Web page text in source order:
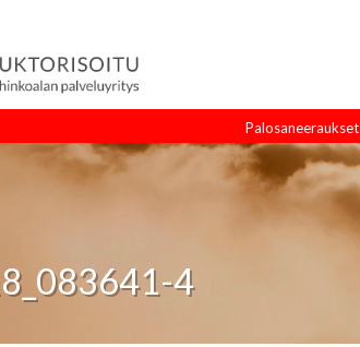
Palosaneeraukset
4